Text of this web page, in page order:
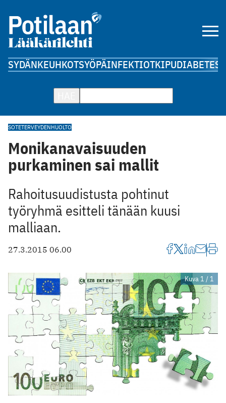
SYDÄNKEUHKOTSYÖPÄINFEKTIOTKIPUDIABETES
SOTETERVEYDENHUOLTO
Monikanavaisuuden
purkaminen sai mallit
Rahoitusuudistusta pohtinut
työryhmä esitteli tänään kuusi
malliaan.
27.3.2015 06.00
Kuva 1 / 1